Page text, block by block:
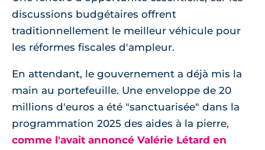
discussions budgétaires offrent
traditionnellement le meilleur véhicule pour
les réformes fiscales d'ampleur.
En attendant, le gouvernement a déjà mis la
main au portefeuille. Une enveloppe de 20
millions d'euros a été "sanctuarisée" dans la
programmation 2025 des aides à la pierre,
comme l'avait annoncé Valérie Létard en